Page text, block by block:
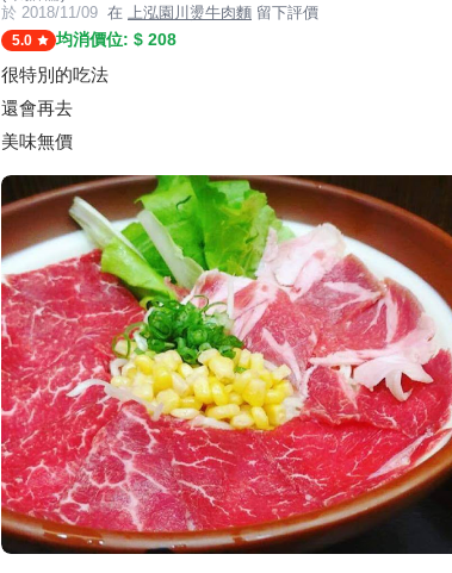
於 2018/11/09 在 上泓園川燙牛肉麵 留下評價
5.0 均消價位: $ 208
很特別的吃法
還會再去
美味無價